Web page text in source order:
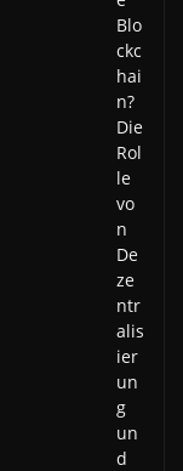
Blo
ckc
hai
n?
Die
Rol
le
vo
n
De
ze
ntr
alis
ier
un
g
un
d